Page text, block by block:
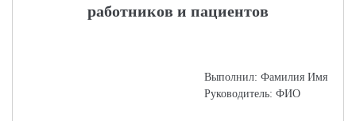
работников и пациентов
Выполнил: Фамилия Имя
Руководитель: ФИО